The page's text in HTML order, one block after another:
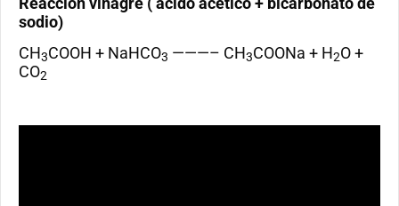
sodio)
CH3COOH + NaHCO3 ———– CH3COONa + H2O +
CO2